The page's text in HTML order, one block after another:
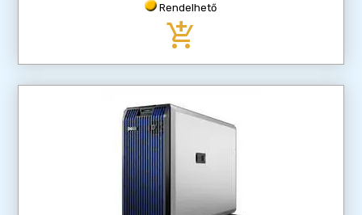
Rendelhető
add_shopping_cart